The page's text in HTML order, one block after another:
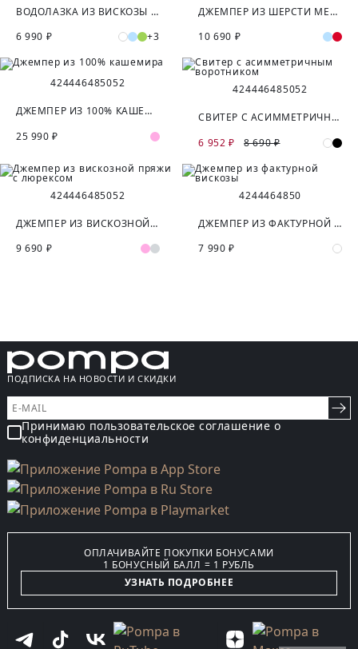
ВОДОЛАЗКА ИЗ ВИСКОЗЫ И ХЛОПКА
6 990 ₽
+3
ДЖЕМПЕР ИЗ ШЕРСТИ МЕРИНОСА И КАШЕМИРА
10 690 ₽
424446485052
ДЖЕМПЕР ИЗ 100% КАШЕМИРА
25 990 ₽
424446485052
СВИТЕР С АСИММЕТРИЧНЫМ ВОРОТНИКОМ
6 952 ₽
8 690 ₽
424446485052
ДЖЕМПЕР ИЗ ВИСКОЗНОЙ ПРЯЖИ С ЛЮРЕКСОМ
9 690 ₽
4244464850
ДЖЕМПЕР ИЗ ФАКТУРНОЙ ВИСКОЗЫ
7 990 ₽
ПОДПИСКА НА НОВОСТИ И СКИДКИ
Принимаю пользовательское соглашение о
конфиденциальности
ОПЛАЧИВАЙТЕ ПОКУПКИ БОНУСАМИ
1 БОНУСНЫЙ БАЛЛ = 1 РУБЛЬ
УЗНАТЬ ПОДРОБНЕЕ